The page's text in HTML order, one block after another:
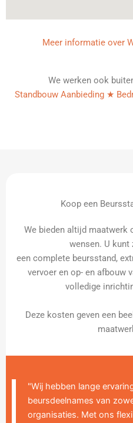
Meer informatie over
We werken ook
Standbouw Aanbieding ★
Koop een
We bieden altijd maatwerk
wensen. U kunt
een complete beursstand,
vervoer en op- en afbouw
volledige
Deze kosten geven een
"Wij hebben lange
beursdeelnames van
organisaties. Met ons